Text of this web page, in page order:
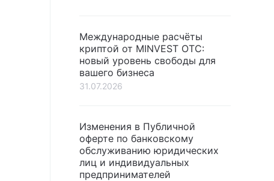
Международные расчёты
криптой от MINVEST OTC:
новый уровень свободы для
вашего бизнеса
31.07.2026
Изменения в Публичной
оферте по банковскому
обслуживанию юридических
лиц и индивидуальных
предпринимателей